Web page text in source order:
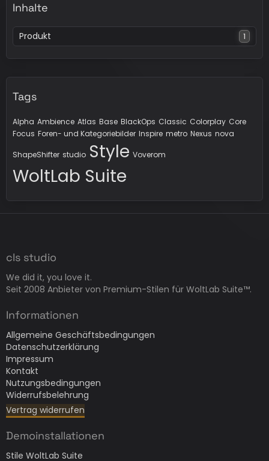
Inhalte
Produkt 1
Tags
Alpha Ambience Atlas Base BlackOps Classic Colorplay Core
Focus Foren- und Kategoriebilder Inspire metro Nexus nova
ShapeShifter studio Style Voverom
WoltLab Suite
cls studio
We did it, you love it.
Seit 2008 Anbieter von Premium-Stilen für WoltLab Suite™.
Informationen
Allgemeine Geschäftsbedingungen
Datenschutzerklärung
Impressum
Kontakt
Nutzungsbedingungen
Widerrufsbelehrung
Vertrag widerrufen
Demoinstallationen
Stile WoltLab Suite